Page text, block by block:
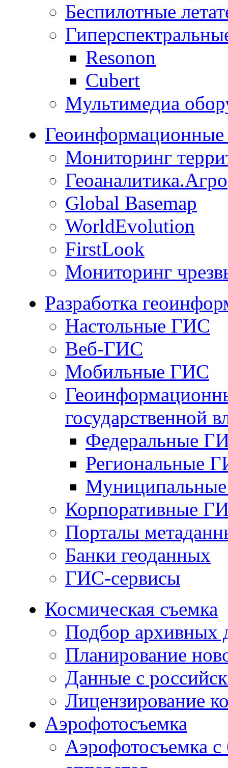
Беспилотные
Resonon
Cubert
Мультимедиа
Геоинформационные
Мониторинг
Геоаналитика.Агро
Global Basemap
WorldEvolution
FirstLook
Мониторинг
Разработка
Настольные ГИС
Веб-ГИС
Мобильные ГИС
государственной
Федеральные
Региональные
Корпоративные
Порталы
Банки геоданных
ГИС-сервисы
Космическая съемка
Подбор архивных
Планирование
Данные с
Лицензирование
Аэрофотосъемка
Аэрофотосъемка с